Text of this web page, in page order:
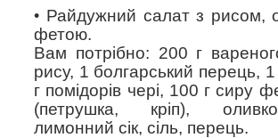
Райдужний салат з рисом,
фетою.
Вам потрібно: 200 г
рису, 1 болгарський перець, 1
г помідорів чері, 100 г сиру
(петрушка, кріп),
лимонний сік, сіль, перець.